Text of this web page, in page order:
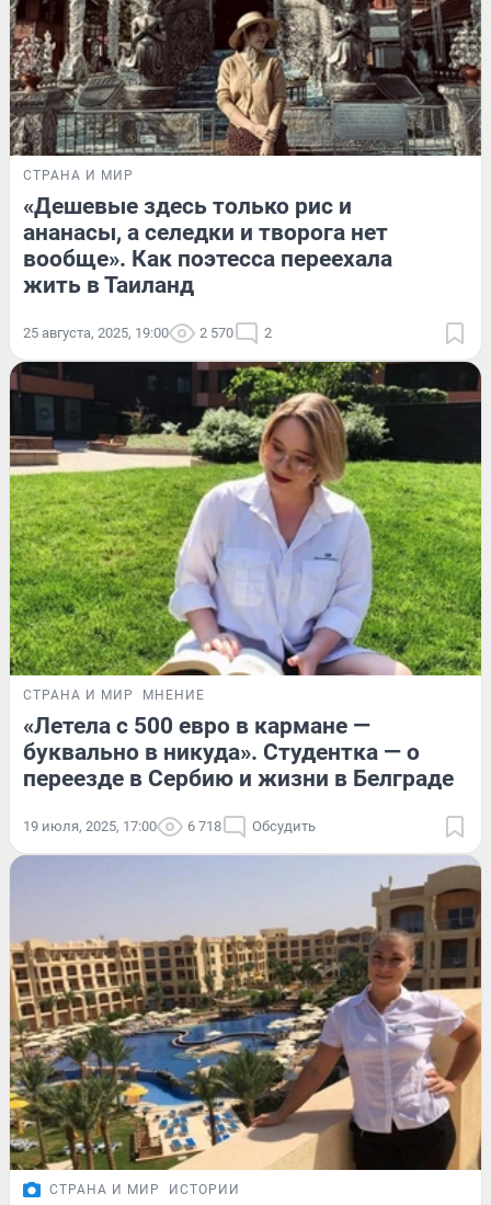
СТРАНА И МИР
«Дешевые здесь только рис и
ананасы, а селедки и творога нет
вообще». Как поэтесса переехала
жить в Таиланд
25 августа, 2025, 19:00 2 570 2
СТРАНА И МИР МНЕНИЕ
«Летела с 500 евро в кармане —
буквально в никуда». Студентка — о
переезде в Сербию и жизни в Белграде
19 июля, 2025, 17:00 6 718 Обсудить
СТРАНА И МИР ИСТОРИИ